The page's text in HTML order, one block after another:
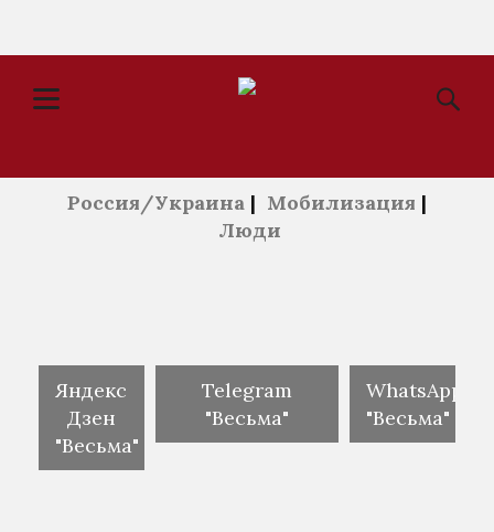
Россия/Украина | Мобилизация |
Люди
Яндекс
Дзен
"Весьма"
Telegram
"Весьма"
WhatsApp
"Весьма"